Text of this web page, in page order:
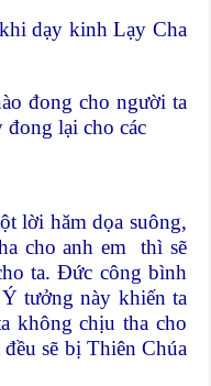
dạy kinh Lạy Cha
cho người ta
đong lại cho các
lời hăm dọa suông,
cho anh em thì sẽ
ta. Đức công bình
tưởng này khiến ta
không chịu tha cho
sẽ bị Thiên Chúa